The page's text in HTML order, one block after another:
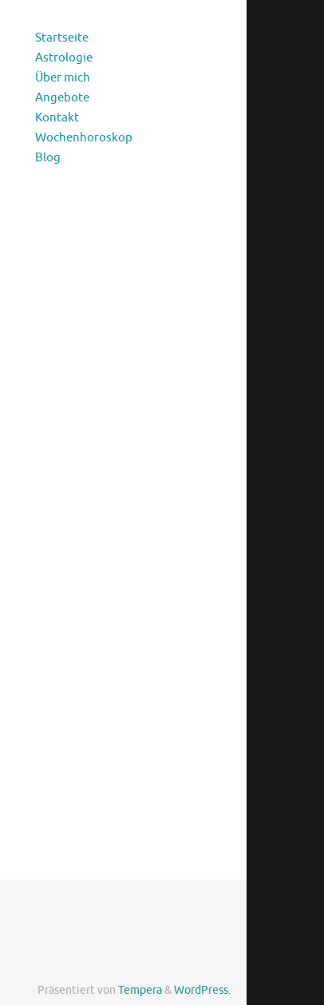
Startseite
Astrologie
Über mich
Angebote
Kontakt
Wochenhoroskop
Blog
Präsentiert von Tempera&WordPress.